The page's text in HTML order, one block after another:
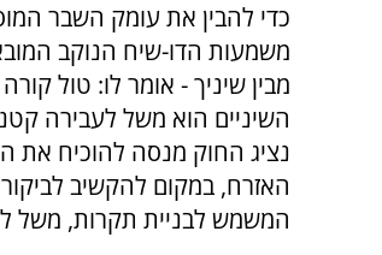
כדי להבין את עומק השבר
משמעות הדו-שיח הנוקב
מבין שיניך - אומר לו: טול
השיניים הוא משל לעבירה
נציג החוק מנסה להוכיח את
האזרח, במקום להקשיב
המשמש לבניית תקרות, משל